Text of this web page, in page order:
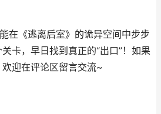
在《逃离后室》的诡异空间中步步
卡，早日找到真正的“出口”！如果
迎在评论区留言交流~